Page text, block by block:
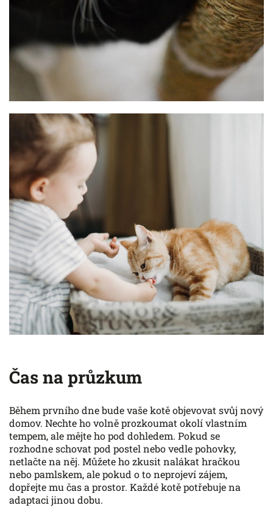
Čas na průzkum
Během prvního dne bude vaše kotě objevovat svůj nový
domov. Nechte ho volně prozkoumat okolí vlastním
tempem, ale mějte ho pod dohledem. Pokud se
rozhodne schovat pod postel nebo vedle pohovky,
netlačte na něj. Můžete ho zkusit nalákat hračkou
nebo pamlskem, ale pokud o to neprojeví zájem,
dopřejte mu čas a prostor. Každé kotě potřebuje na
adaptaci jinou dobu.